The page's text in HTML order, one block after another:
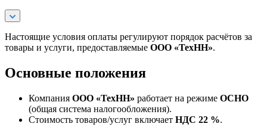
Настоящие условия оплаты регулируют порядок расчётов за
товары и услуги, предоставляемые ООО «ТехНН».
Основные положения
Компания ООО «ТехНН» работает на режиме ОСНО
(общая система налогообложения).
Стоимость товаров/услуг включает НДС 22 %.